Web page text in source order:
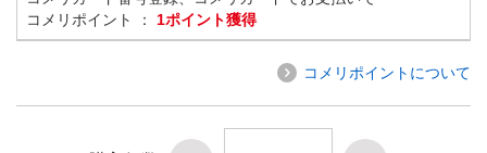
コメリポイント ： 1ポイント獲得
コメリポイントについて